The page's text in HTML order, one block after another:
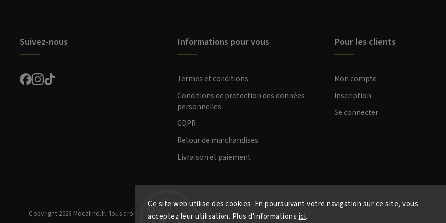
Ce site web utilise des cookies. En poursuivant votre navigation sur ce site, vous
acceptez leur utilisation. Plus d'informations ici.
Suivez-nous Informations pour vous
Termes et conditions
Conditions de protection des données
personnelles
GDPR
Retour de marchandises
Livraison et paiement
Pour les clients
Mon compte
Inscription
Se connecter
Copyright 2026 Mocafino.fr. Tous droits réservés.